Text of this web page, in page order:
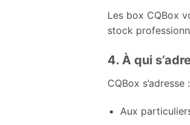
Les box CQBox
stock
4. À qui
CQBox s’adresse :
Aux